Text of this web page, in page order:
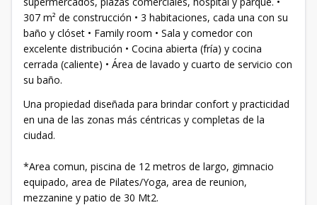
307 m² de construcción • 3 habitaciones, cada una con su
baño y clóset • Family room • Sala y comedor con
excelente distribución • Cocina abierta (fría) y cocina
cerrada (caliente) • Área de lavado y cuarto de servicio con
su baño.
Una propiedad diseñada para brindar confort y practicidad
en una de las zonas más céntricas y completas de la
ciudad.
*Area comun, piscina de 12 metros de largo, gimnacio
equipado, area de Pilates/Yoga, area de reunion,
mezzanine y patio de 30 Mt2.